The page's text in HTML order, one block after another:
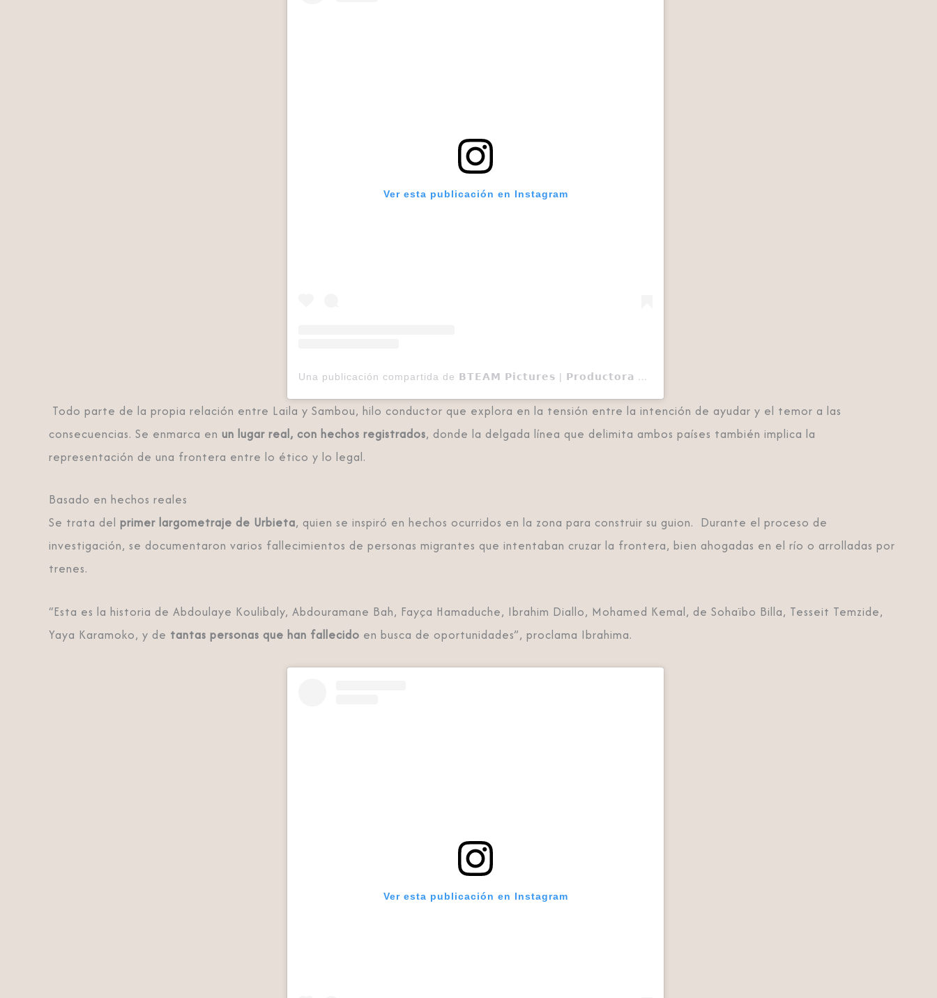
Ver esta publicación en Instagram
Una publicación compartida de 𝗕𝗧𝗘𝗔𝗠 𝗣𝗶𝗰𝘁𝘂𝗿𝗲𝘀 | 𝗣𝗿𝗼𝗱𝘂𝗰𝘁𝗼𝗿𝗮 𝘆 𝗱𝗶𝘀𝘁𝗿𝗶𝗯𝘂𝗶𝗱𝗼𝗿𝗮 𝗱𝗲 𝗰𝗶𝗻𝗲 (@bteampictures)
Todo parte de la propia relación entre Laila y Sambou, hilo conductor que explora en la tensión entre la intención de ayudar y el temor a las
consecuencias. Se enmarca en un lugar real, con hechos registrados, donde la delgada línea que delimita ambos países también implica la
representación de una frontera entre lo ético y lo legal.
Basado en hechos reales
Se trata del primer largometraje de Urbieta, quien se inspiró en hechos ocurridos en la zona para construir su guion. Durante el proceso de
investigación, se documentaron varios fallecimientos de personas migrantes que intentaban cruzar la frontera, bien ahogadas en el río o arrolladas por
trenes.
“Esta es la historia de Abdoulaye Koulibaly, Abdouramane Bah, Fayça Hamaduche, Ibrahim Diallo, Mohamed Kemal, de Sohaïbo Billa, Tesseit Temzide,
Yaya Karamoko, y de tantas personas que han fallecido en busca de oportunidades”, proclama Ibrahima.
Ver esta publicación en Instagram